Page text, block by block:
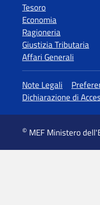
Tesoro
Economia
Ragioneria
Giustizia Tributaria
Affari Generali
MEF Ministero